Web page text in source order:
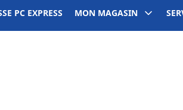
PC EXPRESS MON MAGASIN